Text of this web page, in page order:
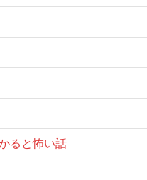
怖い話